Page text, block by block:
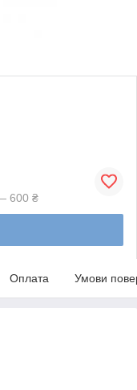
600 ₴
Оплата Умови